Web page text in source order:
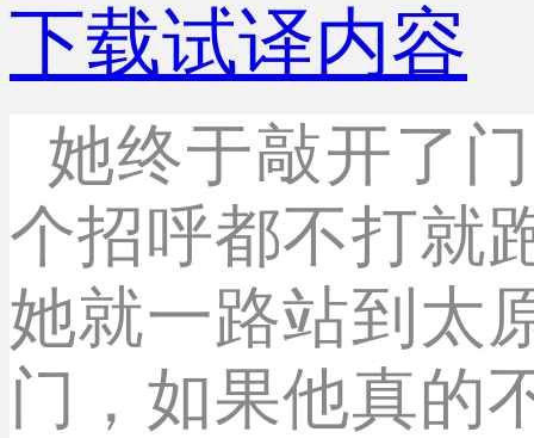
下载试译内容
她终于敲开了
个招呼都不打就
她就一路站到太
门，如果他真的